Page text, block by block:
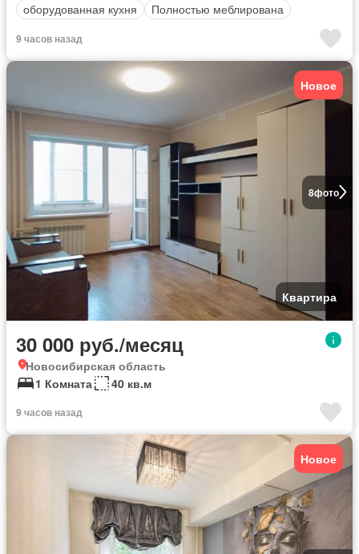
оборудованная кухня
Полностью меблирована
9 часов назад
8фото
Новое
Квартира
30 000 руб./месяц
Новосибирская область
1 Комната
40 кв.м
9 часов назад
Новое